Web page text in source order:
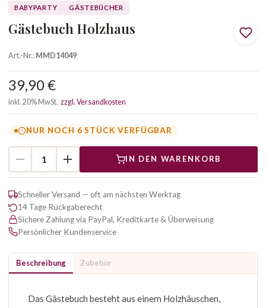
BABYPARTY GÄSTEBÜCHER
Gästebuch Holzhaus
Art.-Nr.:MMD14049
39,90 €
inkl. 20% MwSt. zzgl. Versandkosten
NUR NOCH 6 STÜCK VERFÜGBAR
IN DEN WARENKORB
Schneller Versand — oft am nächsten Werktag
14 Tage Rückgaberecht
Sichere Zahlung via PayPal, Kreditkarte & Überweisung
Persönlicher Kundenservice
Beschreibung Zubehör
Das Gästebuch besteht aus einem Holzhäuschen,